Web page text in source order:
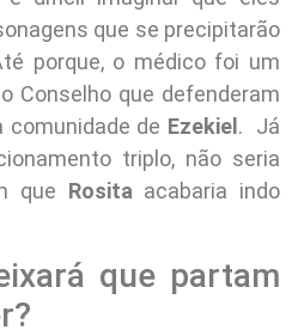
que se precipitarão
porque, o médico foi um
Conselho que defenderam
comunidade de Ezekiel. Já
triplo, não seria
que Rosita acabaria indo
que partam